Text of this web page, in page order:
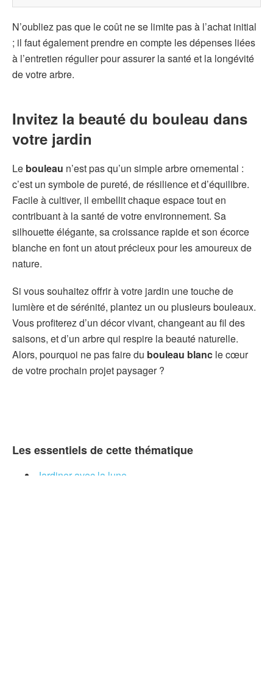
N’oubliez pas que le coût ne se limite pas à l’achat initial
; il faut également prendre en compte les dépenses liées
à l’entretien régulier pour assurer la santé et la longévité
de votre arbre.
Invitez la beauté du bouleau dans
votre jardin
Le bouleau n’est pas qu’un simple arbre ornemental :
c’est un symbole de pureté, de résilience et d’équilibre.
Facile à cultiver, il embellit chaque espace tout en
contribuant à la santé de votre environnement. Sa
silhouette élégante, sa croissance rapide et son écorce
blanche en font un atout précieux pour les amoureux de
nature.
Si vous souhaitez offrir à votre jardin une touche de
lumière et de sérénité, plantez un ou plusieurs bouleaux.
Vous profiterez d’un décor vivant, changeant au fil des
saisons, et d’un arbre qui respire la beauté naturelle.
Alors, pourquoi ne pas faire du bouleau blanc le cœur
de votre prochain projet paysager ?
Les essentiels de cette thématique
Jardiner avec la lune